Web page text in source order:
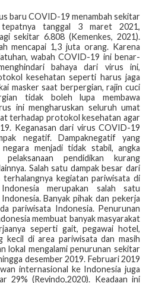
baru COVID-19 menambah sekitar
tanggal 3 maret 2021,
sekitar 6.808 (Kemenkes, 2021).
mencapai 1,3 juta orang. Karena
wabah COVID-19 ini benar-
bahaya dari virus ini,
kesehatan seperti harus jaga
masker saat berpergian, rajin cuci
tidak boleh lupa membawa
ini mengharuskan seluruh umat
terhadap protokol kesehatan agar
Keganasan dari virus COVID-19
negatif. Dampaknegatif yang
menjadi tidak stabil, angka
pelaksanaan pendidikan kurang
Salah satu dampak besar dari
kegiatan pariwisata di
merupakan salah satu
Banyak pihak dan pekerja
pariwisata Indonesia. Penurunan
membuat banyak masyarakat
seperti gait, pegawai hotel,
kecil di area pariwisata dan masih
lokal mengalami penurunan sekitar
desember 2019. Februari 2019
internasional ke Indonesia juga
29% (Revindo,2020). Keadaan ini